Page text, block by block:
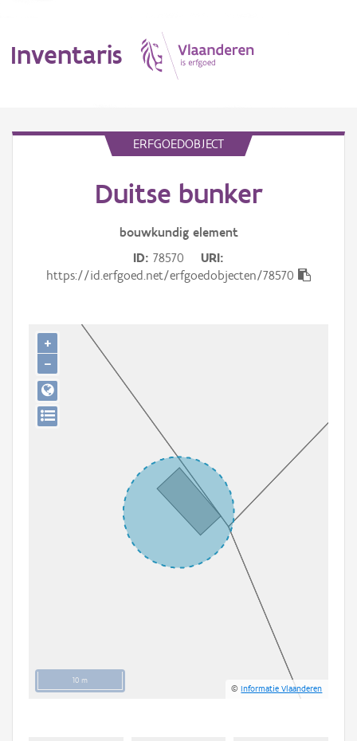
Inventaris
Gebeurtenis
Persoon of collectief
Downloads
ERFGOEDOBJECT
Duitse bunker
bouwkundig element
ID 78570
URI
https://id.erfgoed.net/erfgoedobjecten/78570
10 m
©Informatie Vlaanderen
+
−